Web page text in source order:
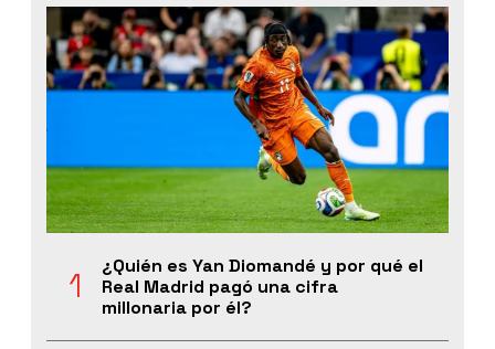
¿Quién es Yan Diomandé y por qué el
Real Madrid pagó una cifra
millonaria por él?